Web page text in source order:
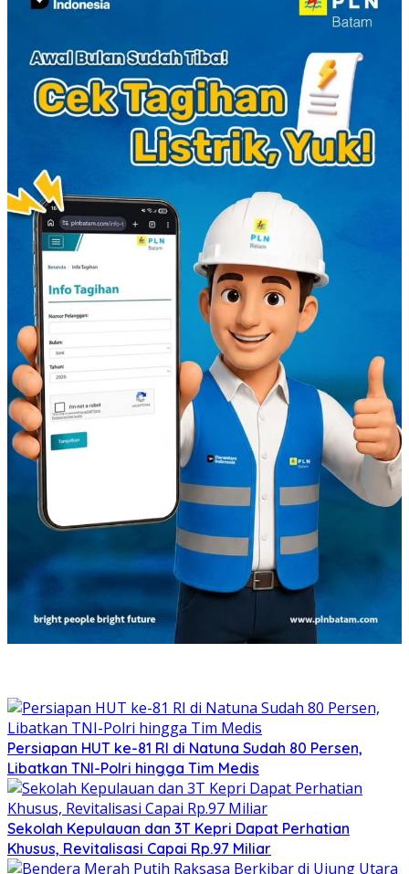
Persiapan HUT ke-81 RI di Natuna Sudah 80 Persen,
Libatkan TNI-Polri hingga Tim Medis
Sekolah Kepulauan dan 3T Kepri Dapat Perhatian
Khusus, Revitalisasi Capai Rp.97 Miliar